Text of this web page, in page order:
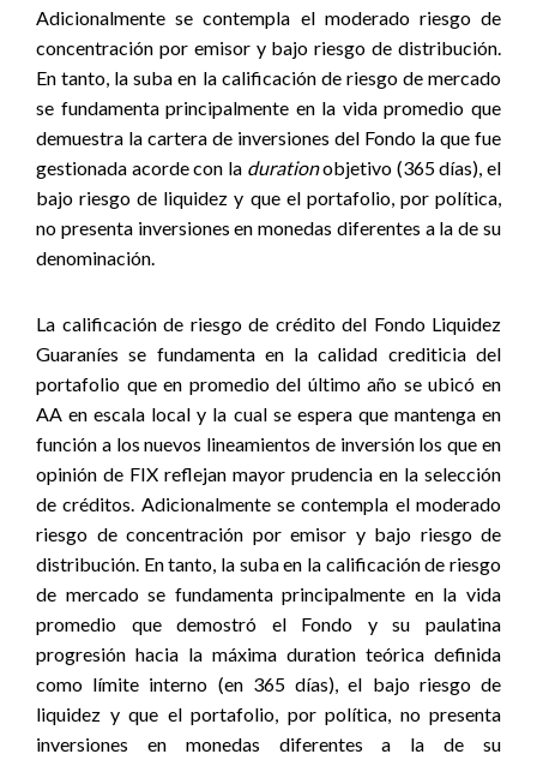
Adicionalmente se contempla el moderado riesgo de
concentración por emisor y bajo riesgo de distribución.
En tanto, la suba en la calificación de riesgo de mercado
se fundamenta principalmente en la vida promedio que
demuestra la cartera de inversiones del Fondo la que fue
gestionada acorde con la durationobjetivo (365 días), el
bajo riesgo de liquidez y que el portafolio, por política,
no presenta inversiones en monedas diferentes a la de su
denominación.
La calificación de riesgo de crédito del Fondo Liquidez
Guaraníes se fundamenta en la calidad crediticia del
portafolio que en promedio del último año se ubicó en
AA en escala local y la cual se espera que mantenga en
función a los nuevos lineamientos de inversión los que en
opinión de FIX reflejan mayor prudencia en la selección
de créditos. Adicionalmente se contempla el moderado
riesgo de concentración por emisor y bajo riesgo de
distribución. En tanto, la suba en la calificación de riesgo
de mercado se fundamenta principalmente en la vida
promedio que demostró el Fondo y su paulatina
progresión hacia la máxima duration teórica definida
como límite interno (en 365 días), el bajo riesgo de
liquidez y que el portafolio, por política, no presenta
inversiones en monedas diferentes a la de su